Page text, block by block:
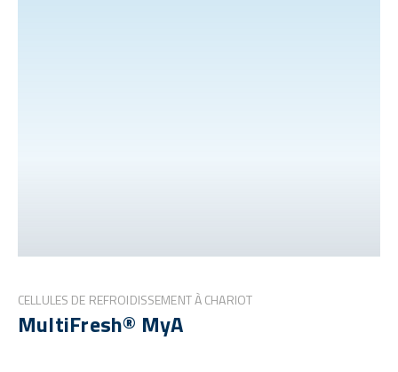
CELLULES DE REFROIDISSEMENT À CHARIOT
MultiFresh® MyA